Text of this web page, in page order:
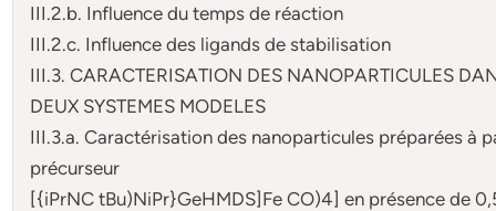
III.2.b. Influence du temps de réaction
III.2.c. Influence des ligands de stabilisation
III.3. CARACTERISATION DES NANOPARTICULES
DEUX SYSTEMES MODELES
III.3.a. Caractérisation des nanoparticules préparées à
précurseur
[{iPrNC tBu)NiPr}GeHMDS]Fe CO)4] en présence de